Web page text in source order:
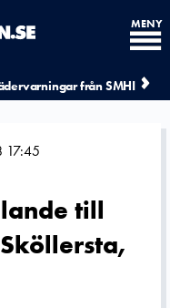
från SMHI
MENY
17:45
till